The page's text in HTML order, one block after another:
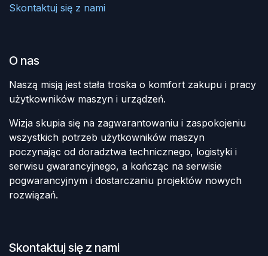
Skontaktuj się z nami
O nas
Naszą misją jest stała troska o komfort zakupu i pracy
użytkowników maszyn i urządzeń.
Wizja skupia się na zagwarantowaniu i zaspokojeniu
wszystkich potrzeb użytkowników maszyn
poczynając od doradztwa technicznego, logistyki i
serwisu gwarancyjnego, a kończąc na serwisie
pogwarancyjnym i dostarczaniu projektów nowych
rozwiązań.
Skontaktuj się z nami